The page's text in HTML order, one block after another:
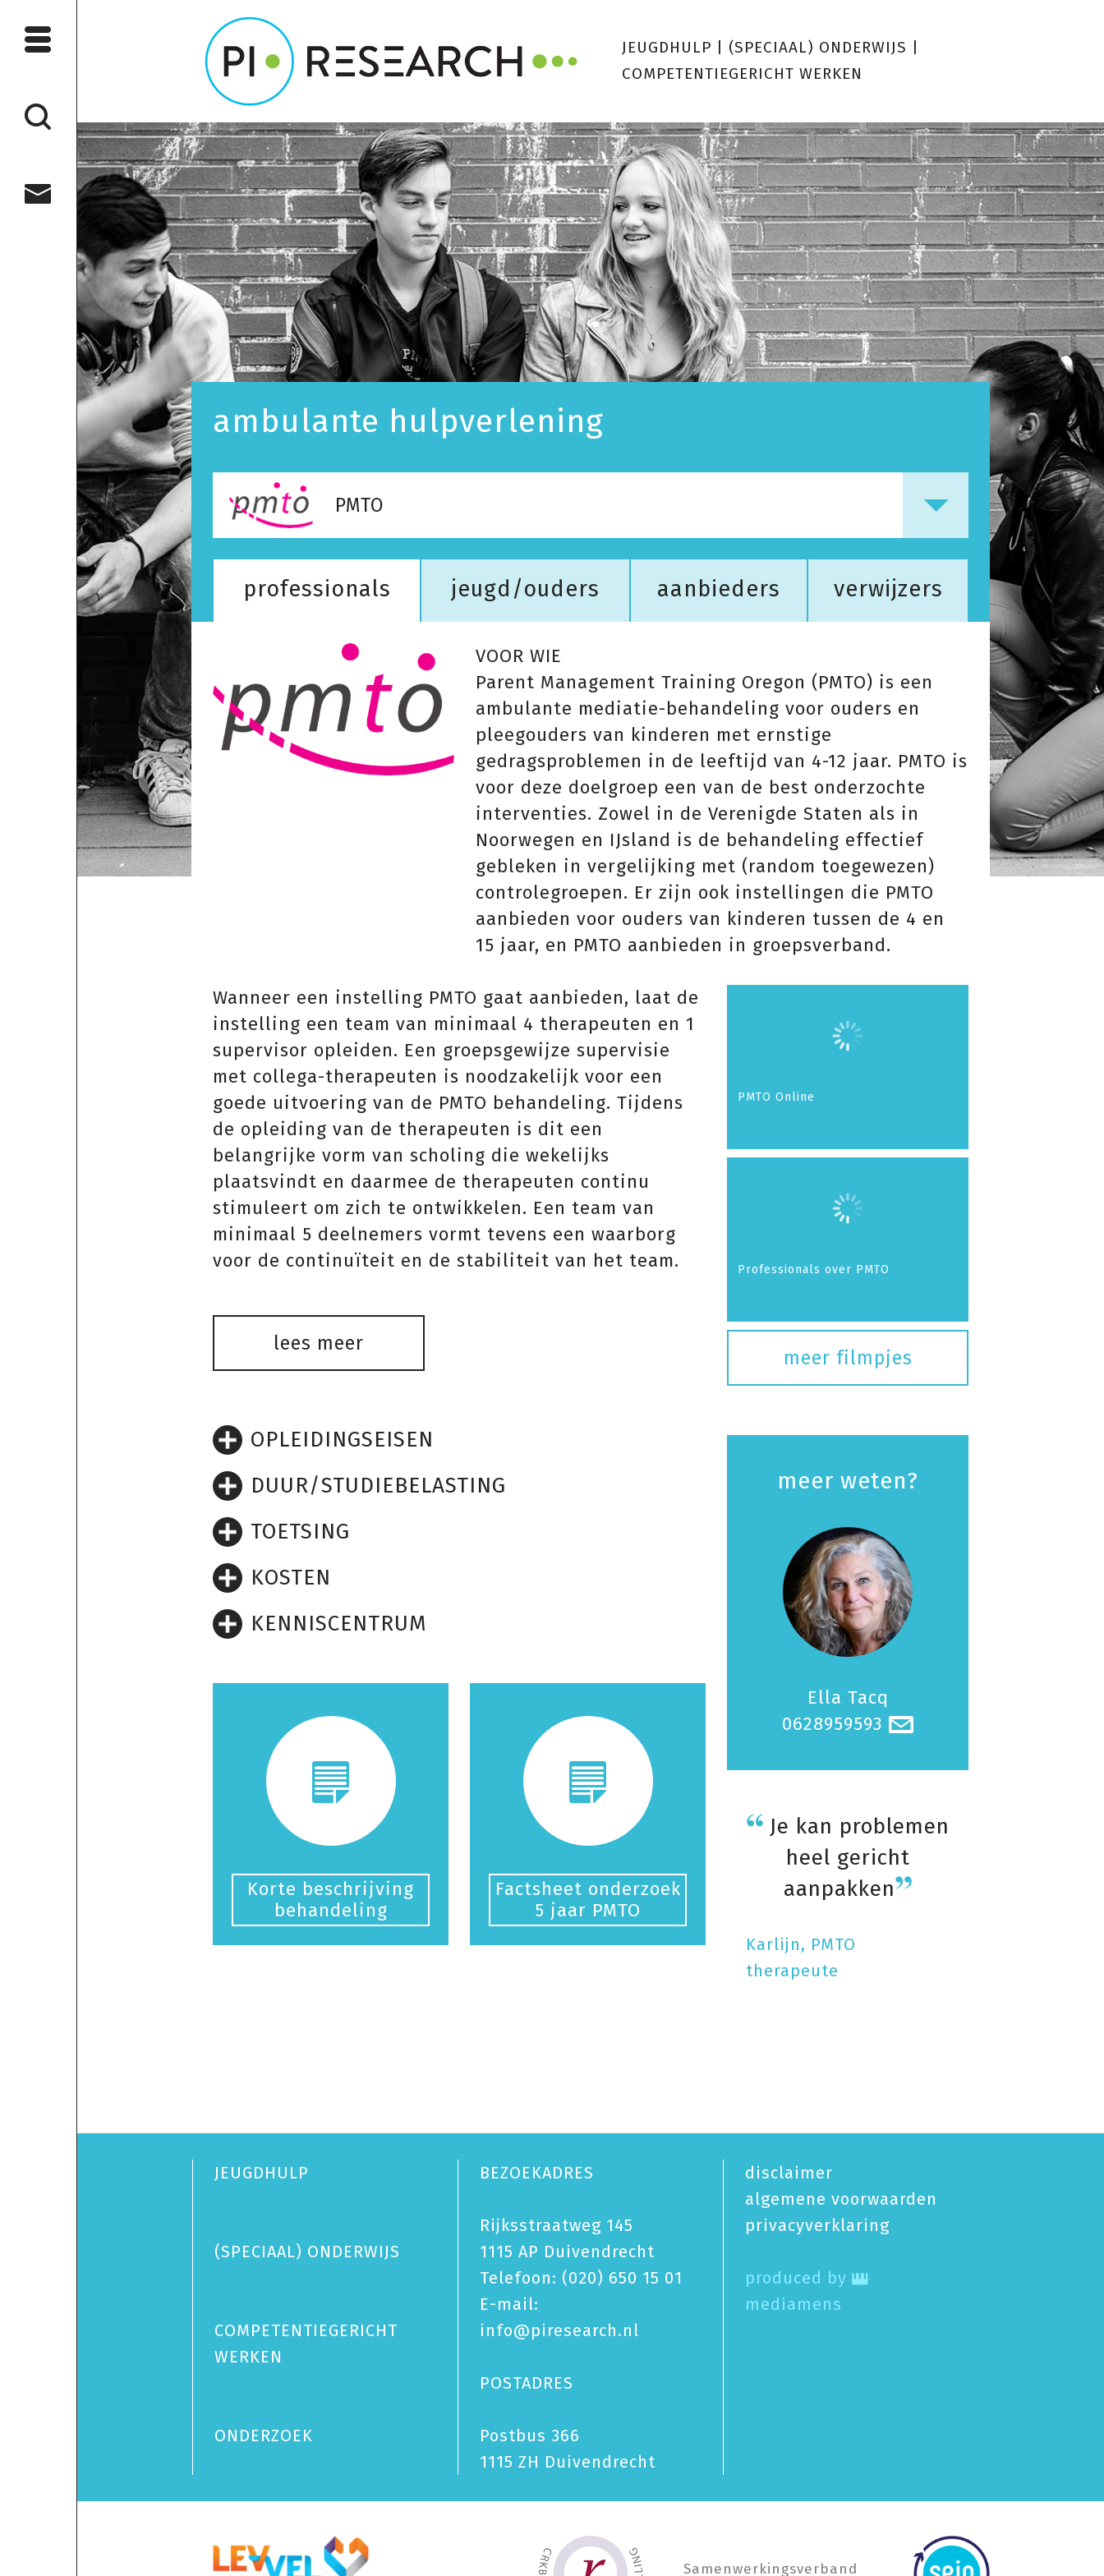
JEUGDHULP (SPECIAAL) ONDERWIJS
COMPETENTIEGERICHT WERKEN
ambulante hulpverlening
PMTO
professionals jeugd/ouders aanbieders verwijzers
VOOR WIE
Parent Management Training Oregon (PMTO) is een
ambulante mediatie-behandeling voor ouders en
pleegouders van kinderen met ernstige
gedragsproblemen in de leeftijd van 4-12 jaar. PMTO is
voor deze doelgroep een van de best onderzochte
interventies. Zowel in de Verenigde Staten als in
Noorwegen en IJsland is de behandeling effectief
gebleken in vergelijking met (random toegewezen)
controlegroepen. Er zijn ook instellingen die PMTO
aanbieden voor ouders van kinderen tussen de 4 en
15 jaar, en PMTO aanbieden in groepsverband.
Wanneer een instelling PMTO gaat aanbieden, laat de
instelling een team van minimaal 4 therapeuten en 1
supervisor opleiden. Een groepsgewijze supervisie
met collega-therapeuten is noodzakelijk voor een
goede uitvoering van de PMTO behandeling. Tijdens
de opleiding van de therapeuten is dit een
belangrijke vorm van scholing die wekelijks
plaatsvindt en daarmee de therapeuten continu
stimuleert om zich te ontwikkelen. Een team van
minimaal 5 deelnemers vormt tevens een waarborg
voor de continuïteit en de stabiliteit van het team.
lees meer
OPLEIDINGSEISEN
DUUR/­STUDIE­BELASTING
TOETSING
KOSTEN
KENNISCENTRUM
Korte beschrijving
behandeling
Factsheet onderzoek
5 jaar PMTO
PMTO Online
Professionals over PMTO
meer filmpjes
meer weten?
Ella Tacq
0628959593 @
Je kan problemen
heel gericht
aanpakken
Karlijn, PMTO
therapeute
JEUGDHULP
(SPECIAAL) ONDERWIJS
COMPETENTIEGERICHT
WERKEN
ONDERZOEK
BEZOEKADRES
Rijksstraatweg 145
1115 AP Duivendrecht
Telefoon: (020) 650 15 01
E-mail:
info@piresearch.nl
POSTADRES
Postbus 366
1115 ZH Duivendrecht
disclaimer
algemene voorwaarden
privacy­verklaring
produced by
mediamens
Samen­werkings­verband